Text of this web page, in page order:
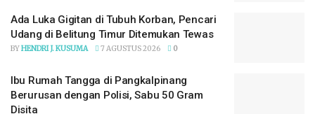
Ada Luka Gigitan di Tubuh Korban, Pencari
Udang di Belitung Timur Ditemukan Tewas
BYHENDRI J. KUSUMA 7 AGUSTUS 2026 0
Ibu Rumah Tangga di Pangkalpinang
Berurusan dengan Polisi, Sabu 50 Gram
Disita